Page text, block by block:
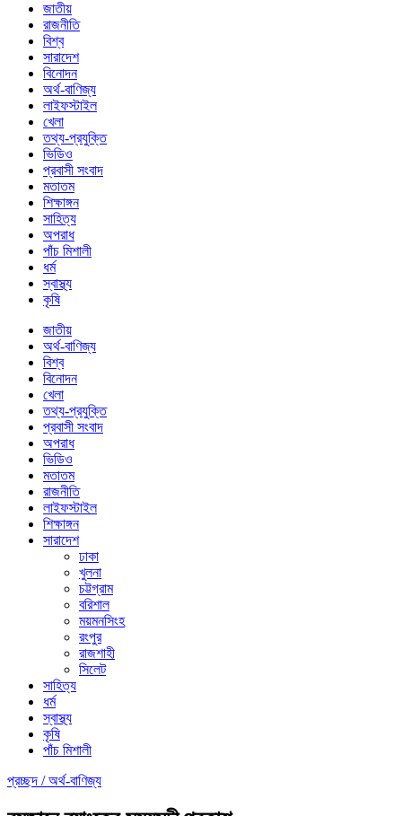
জাতীয়
রাজনীতি
বিশ্ব
সারাদেশ
বিনোদন
অর্থ-বাণিজ্য
লাইফস্টাইল
খেলা
তথ্য-প্রযুক্তি
ভিডিও
প্রবাসী সংবাদ
মতাতম
শিক্ষাঙ্গন
সাহিত্য
অপরাধ
পাঁচ মিশালী
ধর্ম
স্বাস্থ্য
কৃষি
জাতীয়
অর্থ-বাণিজ্য
বিশ্ব
বিনোদন
খেলা
তথ্য-প্রযুক্তি
প্রবাসী সংবাদ
অপরাধ
ভিডিও
মতাতম
রাজনীতি
লাইফস্টাইল
শিক্ষাঙ্গন
সারাদেশ
ঢাকা
খুলনা
চট্টগ্রাম
বরিশাল
ময়মনসিংহ
রংপুর
রাজশাহী
সিলেট
সাহিত্য
ধর্ম
স্বাস্থ্য
কৃষি
পাঁচ মিশালী
প্রচ্ছদ /অর্থ-বাণিজ্য